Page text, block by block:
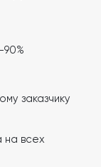
заказчику
на всех